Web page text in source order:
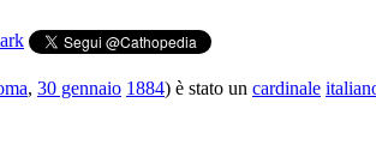
, 30 gennaio 1884) è stato un cardinale